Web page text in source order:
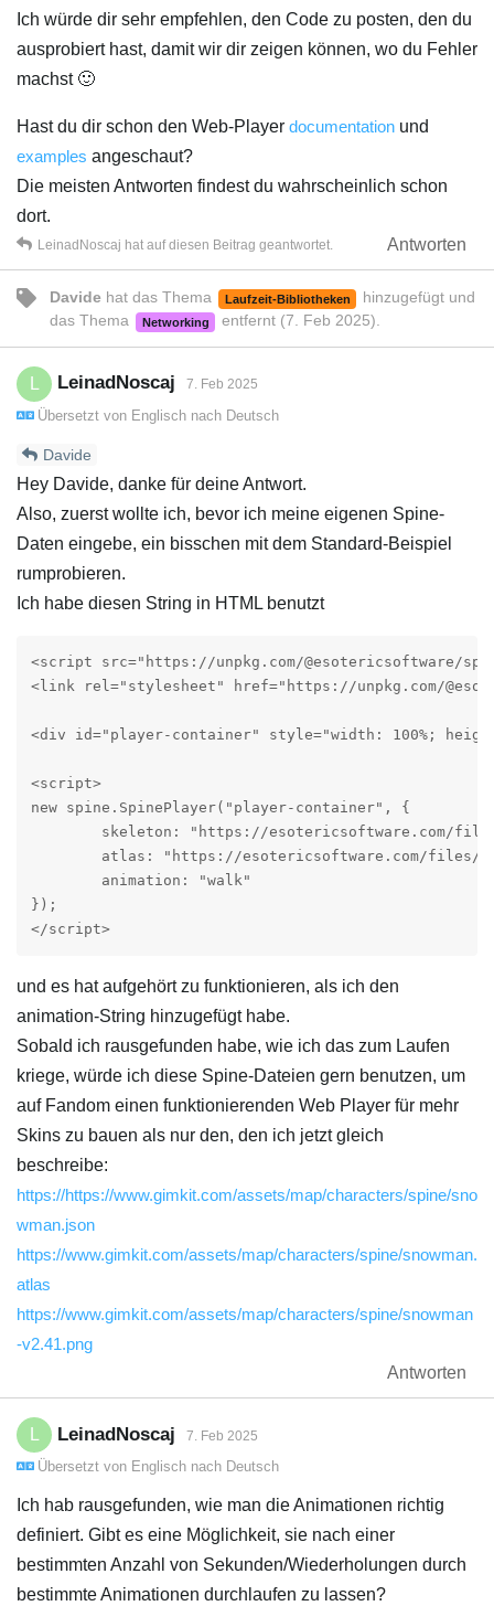
Ich würde dir sehr empfehlen, den Code zu posten, den du
ausprobiert hast, damit wir dir zeigen können, wo du Fehler
machst 🙂
Hast du dir schon den Web-Player documentation und
examples angeschaut?
Die meisten Antworten findest du wahrscheinlich schon
dort.
Antworten
LeinadNoscaj hat auf diesen Beitrag geantwortet.
Davide hat das Thema Laufzeit-Bibliotheken
hinzugefügt und
das Thema
Networking entfernt (7. Feb 2025).
LeinadNoscaj 7. Feb 2025
Übersetzt von Englisch nach Deutsch
Davide
Hey Davide, danke für deine Antwort.
Also, zuerst wollte ich, bevor ich meine eigenen Spine-
Daten eingebe, ein bisschen mit dem Standard-Beispiel
rumprobieren.
Ich habe diesen String in HTML benutzt
<script src="https://unpkg.com/@esotericsoftware/
<link rel="stylesheet" href="https://unpkg.com/
<div id="player-container" style="width: 100%;
<script>
new spine.SpinePlayer("player-container", {
});
</script>
und es hat aufgehört zu funktionieren, als ich den
animation‑String hinzugefügt habe.
Sobald ich rausgefunden habe, wie ich das zum Laufen
kriege, würde ich diese Spine-Dateien gern benutzen, um
auf Fandom einen funktionierenden Web Player für mehr
Skins zu bauen als nur den, den ich jetzt gleich
beschreibe:
https://https://www.gimkit.com/assets/map/characters/spine/sno
wman.json
https://www.gimkit.com/assets/map/characters/spine/snowman.
atlas
https://www.gimkit.com/assets/map/characters/spine/snowman
-v2.41.png
Antworten
LeinadNoscaj 7. Feb 2025
Übersetzt von Englisch nach Deutsch
Ich hab rausgefunden, wie man die Animationen richtig
definiert. Gibt es eine Möglichkeit, sie nach einer
bestimmten Anzahl von Sekunden/Wiederholungen durch
bestimmte Animationen durchlaufen zu lassen?